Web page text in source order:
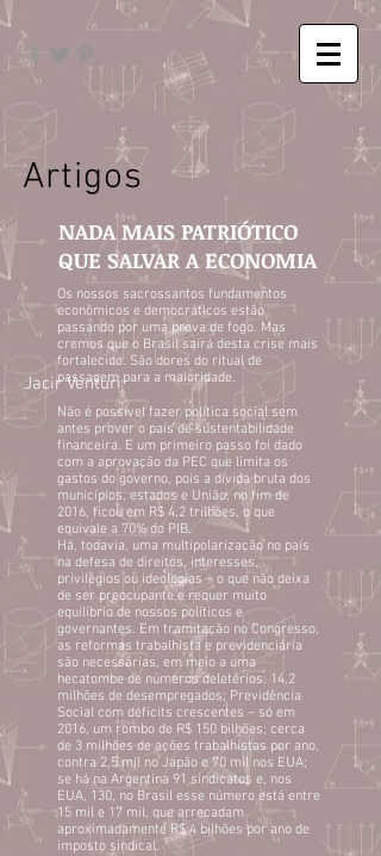
Artigos
NADA MAIS PATRIÓTICO
QUE SALVAR A ECONOMIA
Os nossos sacrossantos fundamentos
econômicos e democráticos estão
passando por uma prova de fogo. Mas
cremos que o Brasil sairá desta crise mais
fortalecido. São dores do ritual de
passagem para a maioridade.
Não é possível fazer política social sem
antes prover o país de sustentabilidade
financeira. E um primeiro passo foi dado
com a aprovação da PEC que limita os
gastos do governo, pois a dívida bruta dos
municípios, estados e União, no fim de
2016, ficou em R$ 4,2 trilhões, o que
equivale a 70% do PIB.
Há, todavia, uma multipolarização no país
na defesa de direitos, interesses,
privilégios ou ideologias – o que não deixa
de ser preocupante e requer muito
equilíbrio de nossos políticos e
governantes. Em tramitação no Congresso,
as reformas trabalhista e previdenciária
são necessárias, em meio a uma
hecatombe de números deletérios: 14,2
milhões de desempregados; Previdência
Social com déficits crescentes – só em
2016, um rombo de R$ 150 bilhões; cerca
de 3 milhões de ações trabalhistas por ano,
contra 2,5 mil no Japão e 70 mil nos EUA;
se há na Argentina 91 sindicatos e, nos
EUA, 130, no Brasil esse número está entre
15 mil e 17 mil, que arrecadam
aproximadamente R$ 4 bilhões por ano de
imposto sindical.
Jacir Venturi